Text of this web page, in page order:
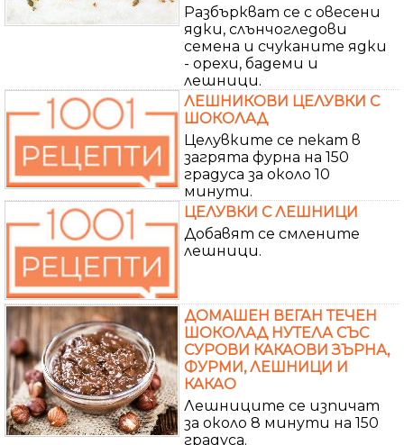
Разбъркват се с овесени
ядки, слънчогледови
семена и счуканите ядки
- орехи, бадеми и
лешници.
ЛЕШНИКОВИ ЦЕЛУВКИ С
ШОКОЛАД
Целувките се пекат в
загрята фурна на 150
градуса за около 10
минути.
ЦЕЛУВКИ С ЛЕШНИЦИ
Добавят се смлените
лешници.
ДОМАШЕН ВЕГАН ТЕЧЕН
ШОКОЛАД НУТЕЛА СЪС
СУРОВИ КАКАОВИ ЗЪРНА,
ФУРМИ, ЛЕШНИЦИ И
КАКАО
Лешниците се изпичат
за около 8 минути на 150
градуса.